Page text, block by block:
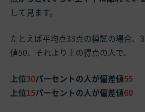
して見ます。
たとえば平均点33点の模試の場合、
値50、それより上の得点の人で、
上位30パーセントの人が偏差値55
上位15パーセントの人が偏差値60